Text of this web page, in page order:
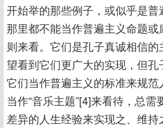
开始举的那些例子，或似乎是
那里都不能当作普遍主义命题
则来看。它们是孔子真诚相信
望看到它们更广大的实现，但
它们当作普遍主义的标准来规
当作“音乐主题”[4]来看待，总
差异的人生经验来实现之、维